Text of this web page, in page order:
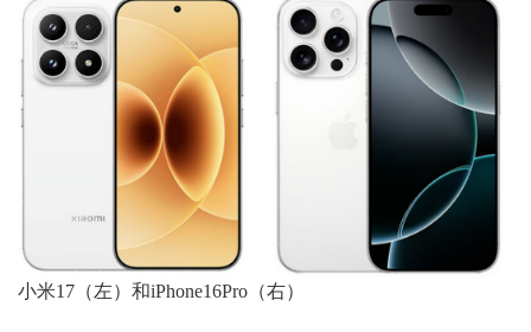
小米17（左）和iPhone16Pro（右）